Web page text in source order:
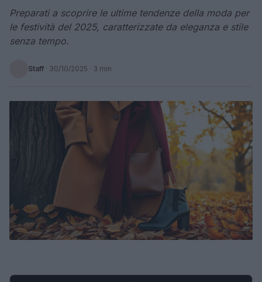
Preparati a scoprire le ultime tendenze della moda per
le festività del 2025, caratterizzate da eleganza e stile
senza tempo.
Staff · 30/10/2025 · 3 min